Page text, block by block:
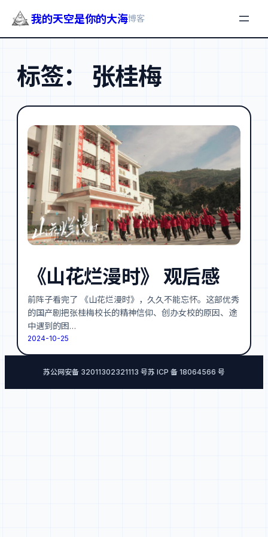
我的天空是你的大海博客
标签： 张桂梅
《山花烂漫时》 观后感
前阵子看完了 《山花烂漫时》，久久不能忘怀。这部优秀
的国产剧把张桂梅校长的精神信仰、创办女校的原因、途
中遇到的困…
2024-10-25
苏公网安备 32011302321113 号苏 ICP 备 18064566 号